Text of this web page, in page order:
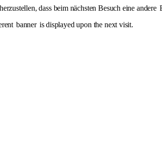
dass beim nächsten Besuch eine andere
banner is displayed upon the next visit.